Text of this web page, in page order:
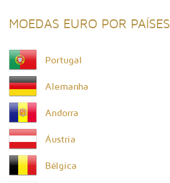
MOEDAS EURO POR PAÍSES
Portugal
Alemanha
Andorra
Áustria
Bélgica